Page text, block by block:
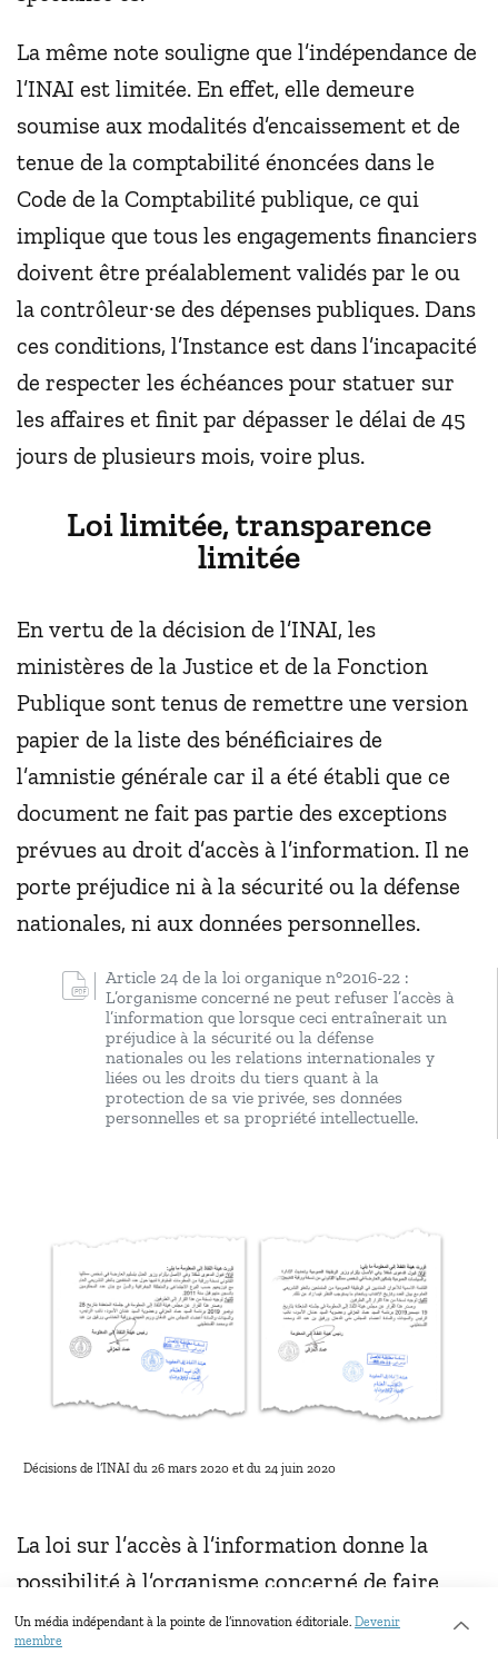
La même note souligne que l’indépendance de
l’INAI est limitée. En effet, elle demeure
soumise aux modalités d’encaissement et de
tenue de la comptabilité énoncées dans le
Code de la Comptabilité publique, ce qui
implique que tous les engagements financiers
doivent être préalablement validés par le ou
la contrôleur·se des dépenses publiques. Dans
ces conditions, l’Instance est dans l’incapacité
de respecter les échéances pour statuer sur
les affaires et finit par dépasser le délai de 45
jours de plusieurs mois, voire plus.
Loi limitée, transparence
limitée
En vertu de la décision de l’INAI, les
ministères de la Justice et de la Fonction
Publique sont tenus de remettre une version
papier de la liste des bénéficiaires de
l’amnistie générale car il a été établi que ce
document ne fait pas partie des exceptions
prévues au droit d’accès à l’information. Il ne
porte préjudice ni à la sécurité ou la défense
nationales, ni aux données personnelles.
Article 24 de la loi organique n°2016-22 :
L’organisme concerné ne peut refuser l’accès à
l’information que lorsque ceci entraînerait un
préjudice à la sécurité ou la défense
nationales ou les relations internationales y
liées ou les droits du tiers quant à la
protection de sa vie privée, ses données
personnelles et sa propriété intellectuelle.
Décisions de l’INAI du 26 mars 2020 et du 24 juin 2020
La loi sur l’accès à l’information donne la
possibilité à l’organisme concerné de faire
appel de la décision de l’Instance en saisissant
le tribunal administratif dans un délai ne
Un média indépendant à la pointe de l’innovation éditoriale. Devenir
membre